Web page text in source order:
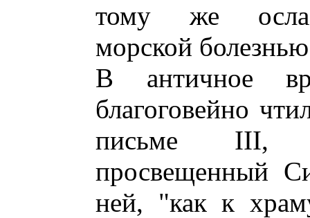
тому же
морской
В античное
благоговейно
письме III,
просвещенный
ней, "как к